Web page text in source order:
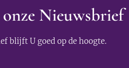
Nieuwsbrief
blijft U goed op de hoogte.